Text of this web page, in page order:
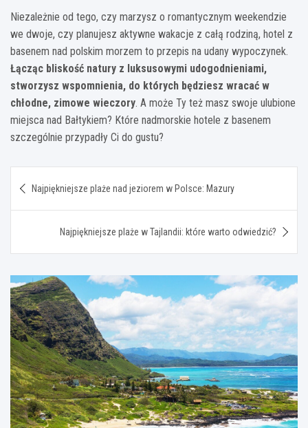
Niezależnie od tego, czy marzysz o romantycznym weekendzie
we dwoje, czy planujesz aktywne wakacje z całą rodziną, hotel z
basenem nad polskim morzem to przepis na udany wypoczynek.
Łącząc bliskość natury z luksusowymi udogodnieniami,
stworzysz wspomnienia, do których będziesz wracać w
chłodne, zimowe wieczory. A może Ty też masz swoje ulubione
miejsca nad Bałtykiem? Które nadmorskie hotele z basenem
szczególnie przypadły Ci do gustu?
wpisu
Najpiękniejsze plaże nad jeziorem w Polsce: Mazury
Najpiękniejsze plaże w Tajlandii: które warto odwiedzić?